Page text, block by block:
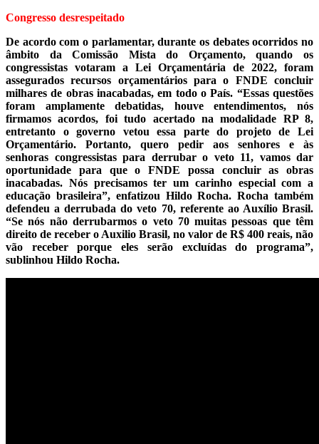
Congresso desrespeitado
De acordo com o parlamentar, durante os debates ocorridos no
âmbito da Comissão Mista do Orçamento, quando os
congressistas votaram a Lei Orçamentária de 2022, foram
assegurados recursos orçamentários para o FNDE concluir
milhares de obras inacabadas, em todo o País. “Essas questões
foram amplamente debatidas, houve entendimentos, nós
firmamos acordos, foi tudo acertado na modalidade RP 8,
entretanto o governo vetou essa parte do projeto de Lei
Orçamentário. Portanto, quero pedir aos senhores e às
senhoras congressistas para derrubar o veto 11, vamos dar
oportunidade para que o FNDE possa concluir as obras
inacabadas. Nós precisamos ter um carinho especial com a
educação brasileira”, enfatizou Hildo Rocha.Rocha também
defendeu a derrubada do veto 70, referente ao Auxílio Brasil.
“Se nós não derrubarmos o veto 70 muitas pessoas que têm
direito de receber o Auxilio Brasil, no valor de R$ 400 reais, não
vão receber porque eles serão excluídas do programa”,
sublinhou Hildo Rocha.